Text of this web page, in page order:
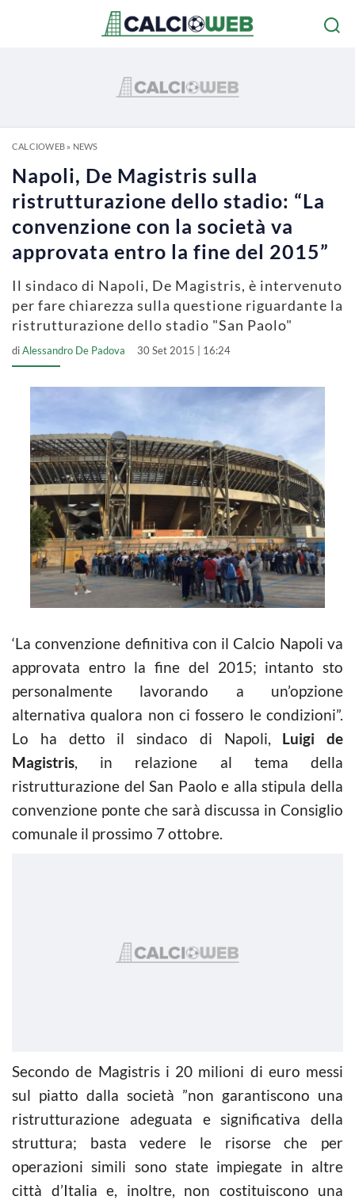
CALCIOWEB» NEWS
Napoli, De Magistris sulla
ristrutturazione dello stadio: “La
convenzione con la società va
approvata entro la fine del 2015”
Il sindaco di Napoli, De Magistris, è intervenuto
per fare chiarezza sulla questione riguardante la
ristrutturazione dello stadio "San Paolo"
diAlessandro De Padova 30 Set 2015 | 16:24
‘La convenzione definitiva con il Calcio Napoli va
approvata entro la fine del 2015; intanto sto
personalmente lavorando a un’opzione
alternativa qualora non ci fossero le condizioni”.
Lo ha detto il sindaco di Napoli, Luigi de
Magistris, in relazione al tema della
ristrutturazione del San Paolo e alla stipula della
convenzione ponte che sarà discussa in Consiglio
comunale il prossimo 7 ottobre.
Secondo de Magistris i 20 milioni di euro messi
sul piatto dalla società ”non garantiscono una
ristrutturazione adeguata e significativa della
struttura; basta vedere le risorse che per
operazioni simili sono state impiegate in altre
città d’Italia e, inoltre, non costituiscono una